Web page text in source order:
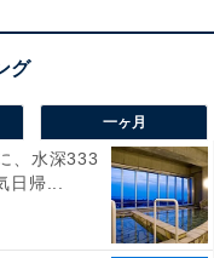
一ヶ月
、水深333
日帰...